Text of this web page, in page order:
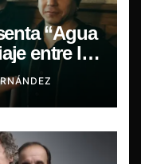
“Agua
entre la